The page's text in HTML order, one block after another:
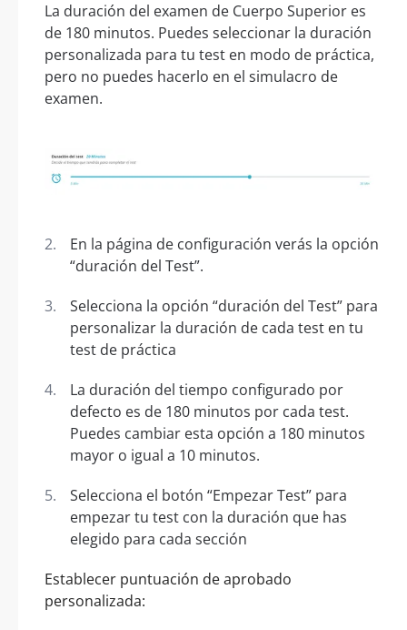
La duración del examen de Cuerpo Superior es
de 180 minutos. Puedes seleccionar la duración
personalizada para tu test en modo de práctica,
pero no puedes hacerlo en el simulacro de
examen.
En la página de configuración verás la opción
“duración del Test”.
Selecciona la opción “duración del Test” para
personalizar la duración de cada test en tu
test de práctica
La duración del tiempo configurado por
defecto es de 180 minutos por cada test.
Puedes cambiar esta opción a 180 minutos
mayor o igual a 10 minutos.
Selecciona el botón “Empezar Test” para
empezar tu test con la duración que has
elegido para cada sección
Establecer puntuación de aprobado
personalizada: